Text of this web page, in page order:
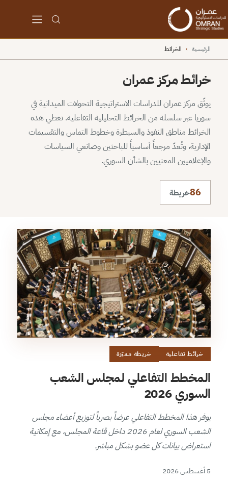
الرئيسية › الخرائط
خرائط مركز عمران
يوثّق مركز عمران للدراسات الاستراتيجية التحولات الميدانية في
سوريا عبر سلسلة من الخرائط التحليلية التفاعلية. تغطي هذه
الخرائط مناطق النفوذ والسيطرة وخطوط التماس والتقسيمات
الإدارية، وتُعدّ مرجعاً أساسياً للباحثين وصانعي السياسات
والإعلاميين المعنيين بالشأن السوري.
86خريطة
خرائط تفاعلية خريطة مميّزة
المخطط التفاعلي لمجلس الشعب
السوري 2026
يوفر هذا المخطط التفاعلي عرضاً بصرياً لتوزيع أعضاء مجلس
الشعب السوري لعام 2026 داخل قاعة المجلس، مع إمكانية
استعراض بيانات كل عضو بشكل مباشر.
5 أغسطس 2026